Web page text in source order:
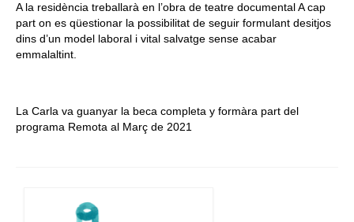
A la residència treballarà en l’obra de teatre documental A cap
part on es qüestionar la possibilitat de seguir formulant desitjos
dins d’un model laboral i vital salvatge sense acabar
emmalaltint.
La Carla va guanyar la beca completa y formàra part del
programa Remota al Març de 2021